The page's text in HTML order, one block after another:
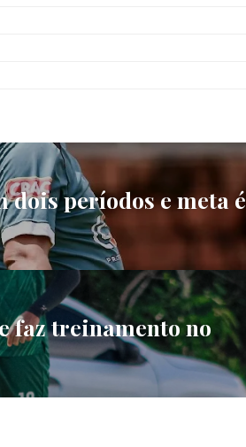
dois períodos e meta é
faz treinamento no